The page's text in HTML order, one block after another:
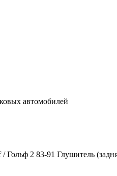
автомобилей
Гольф 2 83-91 Глушитель